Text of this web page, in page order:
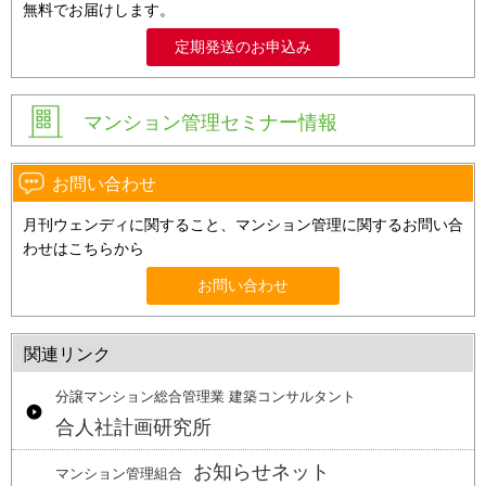
無料でお届けします。
定期発送のお申込み
マンション管理セミナー情報
お問い合わせ
月刊ウェンディに関すること、マンション管理に関するお問い合
わせはこちらから
お問い合わせ
関連リンク
分譲マンション総合管理業 建築コンサルタント
合人社計画研究所
マンション管理組合 お知らせネット